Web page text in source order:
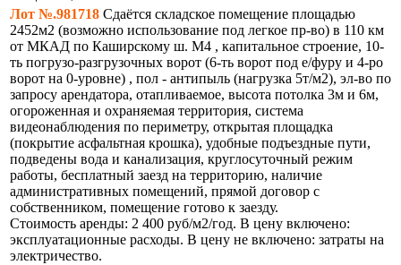
Лот №.981718 Сдаётся складское помещение площадью
2452м2 (возможно использование под легкое пр-во) в 110 км
от МКАД по Каширскому ш. М4 , капитальное строение, 10-
ть погрузо-разгрузочных ворот (6-ть ворот под е/фуру и 4-ро
ворот на 0-уровне) , пол - антипыль (нагрузка 5т/м2), эл-во по
запросу арендатора, отапливаемое, высота потолка 3м и 6м,
огороженная и охраняемая территория, система
видеонаблюдения по периметру, открытая площадка
(покрытие асфальтная крошка), удобные подъездные пути,
подведены вода и канализация, круглосуточный режим
работы, бесплатный заезд на территорию, наличие
административных помещений, прямой договор с
собственником, помещение готово к заезду.
Стоимость аренды: 2 400 руб/м2/год. В цену включено:
эксплуатационные расходы. В цену не включено: затраты на
электричество.